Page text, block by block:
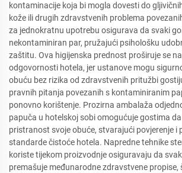
kontaminacije koja bi mogla dovesti do
kože ili drugih zdravstvenih problema
za jednokratnu upotrebu osigurava da svaki
nekontaminiran par, pružajući psihološku
zaštitu. Ova higijenska prednost proširuje se
odgovornosti hotela, jer ustanove mogu
obuću bez rizika od zdravstvenih pritužbi
pravnih pitanja povezanih s kontaminiranim
ponovno korištenje. Prozirna ambalaža
papuča u hotelskoj sobi omogućuje gostima
pristranost svoje obuće, stvarajući povjerenje i
standarde čistoće hotela. Napredne tehnike
koriste tijekom proizvodnje osiguravaju da
premašuje međunarodne zdravstvene